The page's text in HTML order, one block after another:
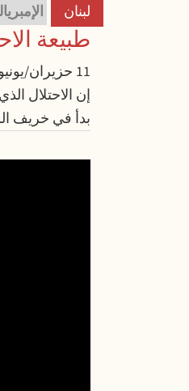
لبنان
طبيعة
11 حزيران/يونيو 2026
بدأ في خريف